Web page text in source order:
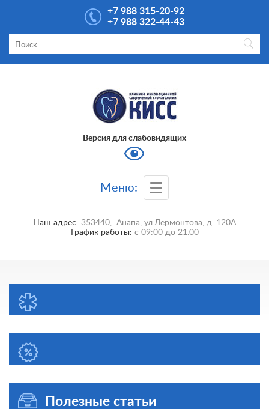
+7 988 315-20-92
+7 988 322-44-43
Версия для слабовидящих
Меню:
Наш адрес: 353440, Анапа, ул.Лермонтова, д. 120А
График работы: с 09:00до 21.00
Полезные статьи